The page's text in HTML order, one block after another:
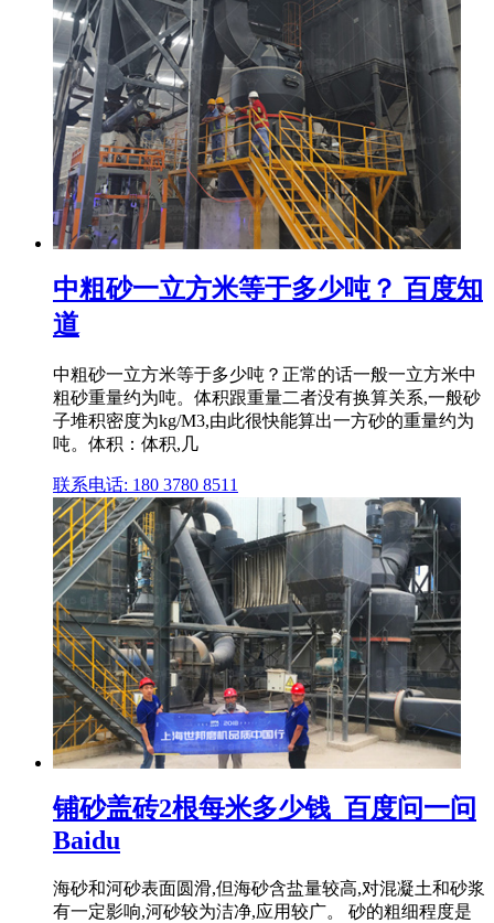
中粗砂一立方米等于多少吨？ 百度知
道
中粗砂一立方米等于多少吨？正常的话一般一立方米中
粗砂重量约为吨。体积跟重量二者没有换算关系,一般砂
子堆积密度为kg/M3,由此很快能算出一方砂的重量约为
吨。体积：体积,几
联系电话: 180 3780 8511
铺砂盖砖2根每米多少钱_百度问一问
Baidu
海砂和河砂表面圆滑,但海砂含盐量较高,对混凝土和砂浆
有一定影响,河砂较为洁净,应用较广。 砂的粗细程度是